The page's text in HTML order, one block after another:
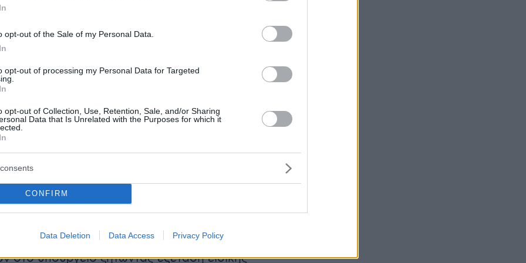
opt-out of the Sale of my Personal Data.
opt-out of processing my Personal Data for Targeted
opt-out of Collection, Use, Retention, Sale, and/or Sharing
Data that Is Unrelated with the Purposes for which it
CONFIRM
Data Deletion Data Access Privacy Policy
παράγοντες σημειώνουν ότι οποιαδήποτε
από το ενιαίο σύστημα εξετάσεων
χαρακτήρα των Πανελλαδικών
διαδικασία με κοινά κριτήρια για όλους τους
σε εθνικό επίπεδο.
των γονέων και το αίτημα προς την
της Ένωσης
θάνατο δύο 17χρονων κοριτσιών, γεγονός
έντονη συναισθηματική φόρτιση στη
γνωστοποίησαν την πρόθεσή τους να
στο υπουργείο ζητώντας εξέταση ειδικής